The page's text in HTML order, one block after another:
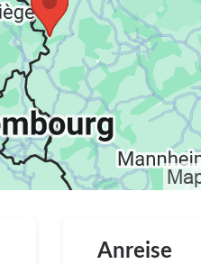
Anreise